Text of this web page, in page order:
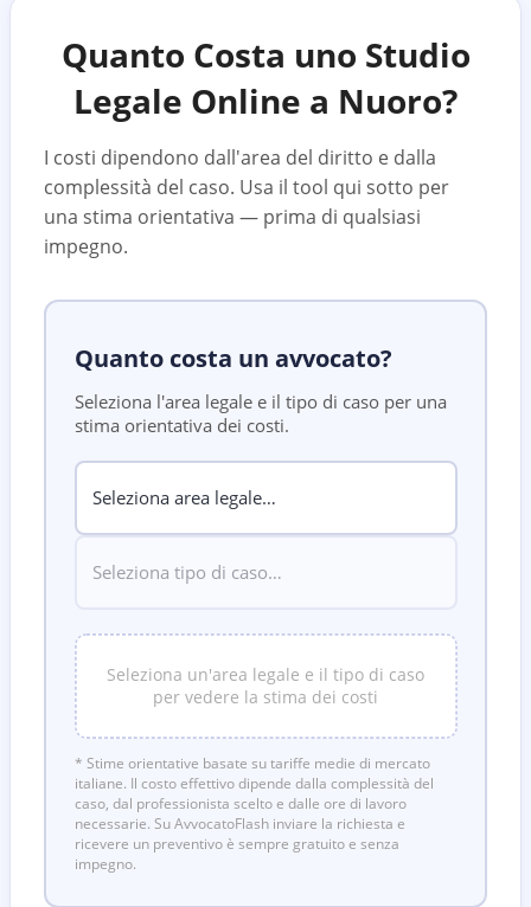
Quanto Costa uno Studio
Legale Online a Nuoro?
I costi dipendono dall'area del diritto e dalla
complessità del caso. Usa il tool qui sotto per
una stima orientativa — prima di qualsiasi
impegno.
Quanto costa un avvocato?
Seleziona l'area legale e il tipo di caso per una
stima orientativa dei costi.
Seleziona un'area legale e il tipo di caso
per vedere la stima dei costi
* Stime orientative basate su tariffe medie di mercato
italiane. Il costo effettivo dipende dalla complessità del
caso, dal professionista scelto e dalle ore di lavoro
necessarie. Su AvvocatoFlash inviare la richiesta e
ricevere un preventivo è sempre gratuito e senza
impegno.